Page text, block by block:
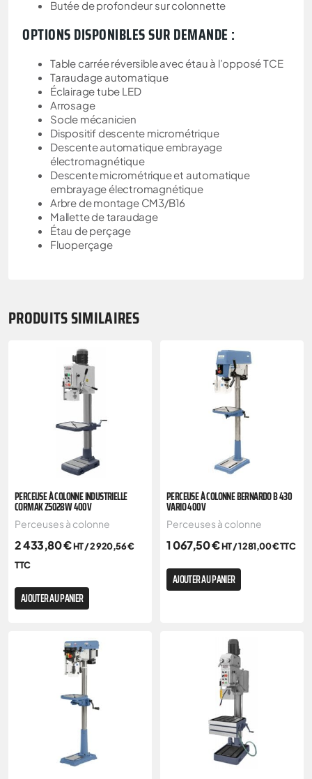
Butée de profondeur sur colonnette
OPTIONS DISPONIBLES SUR DEMANDE :
Table carrée réversible avec étau à l’opposé TCE
Taraudage automatique
Éclairage tube LED
Arrosage
Socle mécanicien
Dispositif descente micrométrique
Descente automatique embrayage
électromagnétique
Descente micrométrique et automatique
embrayage électromagnétique
Arbre de montage CM3/B16
Mallette de taraudage
Étau de perçage
Fluoperçage
PRODUITS SIMILAIRES
PERCEUSE À COLONNE INDUSTRIELLE
CORMAK Z5028W 400V
Perceuses à colonne
2 433,80€HT /2 920,56€
TTC
AJOUTER AU PANIER
PERCEUSE À COLONNE BERNARDO B 430
VARIO 400V
Perceuses à colonne
1 067,50€HT /1 281,00€TTC
AJOUTER AU PANIER